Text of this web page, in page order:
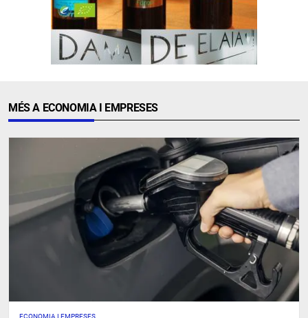
MÉS A ECONOMIA I EMPRESES
ECONOMIA I EMPRESES